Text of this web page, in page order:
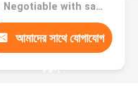
মূল্য：Negotiable with sales
আমাদের সাথে যোগাযোগ
করুন